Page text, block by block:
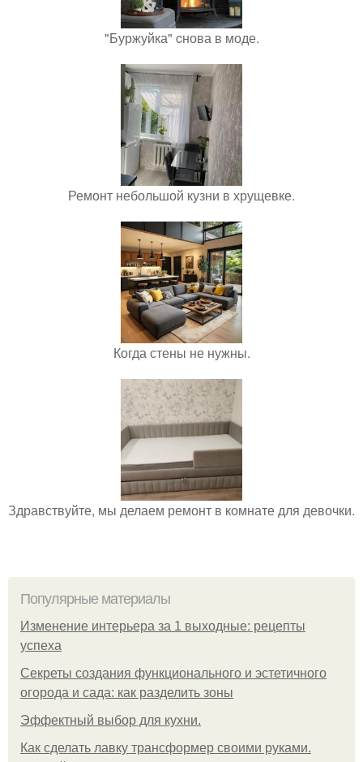
"Буржуйка" cнова в моде.
Ремонт небольшой кузни в хрущевке.
Когда стены не нужны.
Здравствуйте, мы делаем ремонт в комнате для девочки.
Популярные материалы
Изменение интерьера за 1 выходные: рецепты
успеха
Секреты создания функционального и эстетичного
огорода и сада: как разделить зоны
Эффектный выбор для кухни.
Как сделать лавку трансформер своими руками.